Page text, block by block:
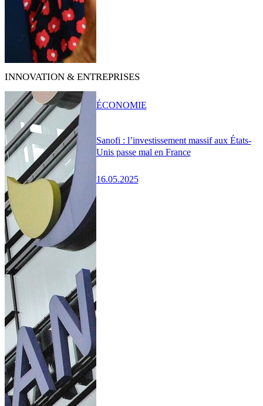
INNOVATION & ENTREPRISES
Sanofi : l’investissement massif aux États-
Unis passe mal en France
16.05.2025
ÉCONOMIE